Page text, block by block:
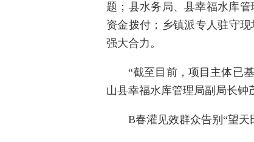
题；县水务局、县幸福水库
资金拨付；乡镇派专人驻守
强大合力。
“截至目前，项目主体已
山县幸福水库管理局副局长钟
B春灌见效群众告别“望天